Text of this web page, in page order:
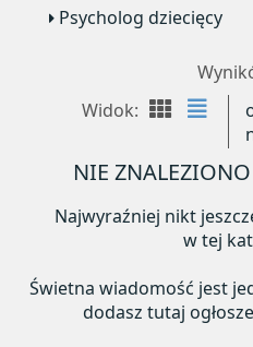
Psycholog dziecięcy
Widok:
NIE ZNALEZIONO
Najwyraźniej nikt
w tej
Świetna wiadomość jest
dodasz tutaj